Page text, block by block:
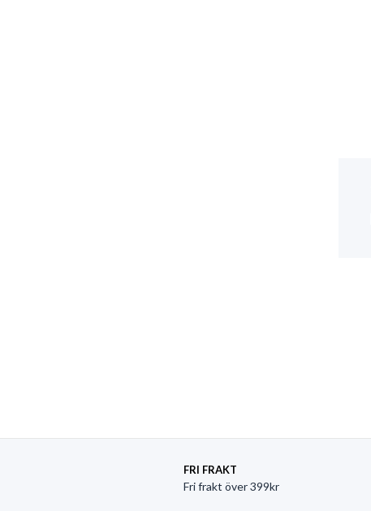
FRI FRAKT
Fri frakt över 399kr